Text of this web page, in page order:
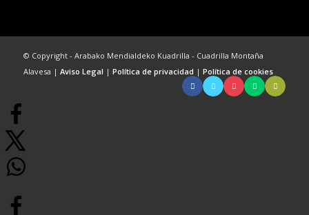
© Copyright - Arabako Mendialdeko Kuadrilla - Cuadrilla Montaña
Alavesa | Aviso Legal | Política de privacidad | Política de cookies